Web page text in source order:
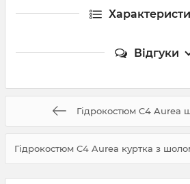
Відгуки
Гідрокостюм C4 Aurea
Гідрокостюм C4 Aurea куртка з